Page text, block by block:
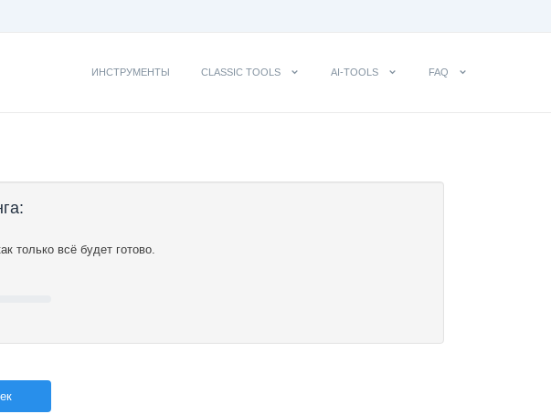
ИНСТРУМЕНТЫ CLASSIC TOOLS AI-TOOLS FAQ
только всё будет готово.